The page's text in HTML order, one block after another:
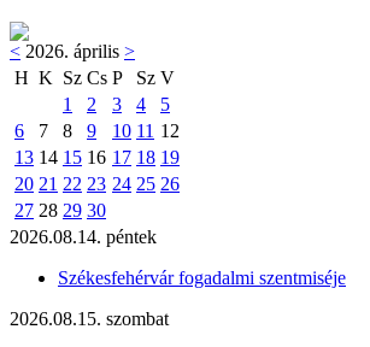
< 2026. április >
H K Sz Cs P Sz V
1
2 3 4
5
6
7 8 9 10 11 12
13 14 15 16 17 18 19
20 21 22 23 24 25 26
27 28 29 30
2026.08.14. péntek
Székesfehérvár fogadalmi szentmiséje
2026.08.15. szombat